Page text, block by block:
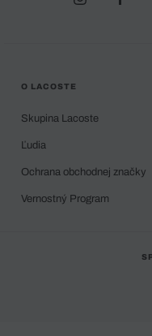
O LACOSTE
Skupina Lacoste
Ľudia
Ochrana obchodnej značky
Vernostný Program